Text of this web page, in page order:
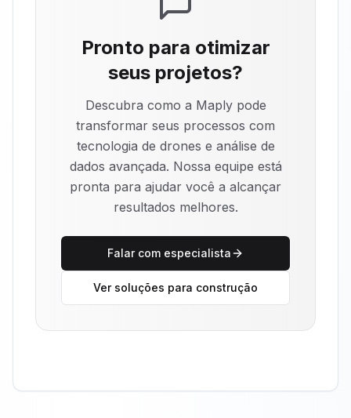
Pronto para otimizar
seus projetos?
Descubra como a Maply pode
transformar seus processos com
tecnologia de drones e análise de
dados avançada. Nossa equipe está
pronta para ajudar você a alcançar
resultados melhores.
Falar com especialista
Ver soluções para construção